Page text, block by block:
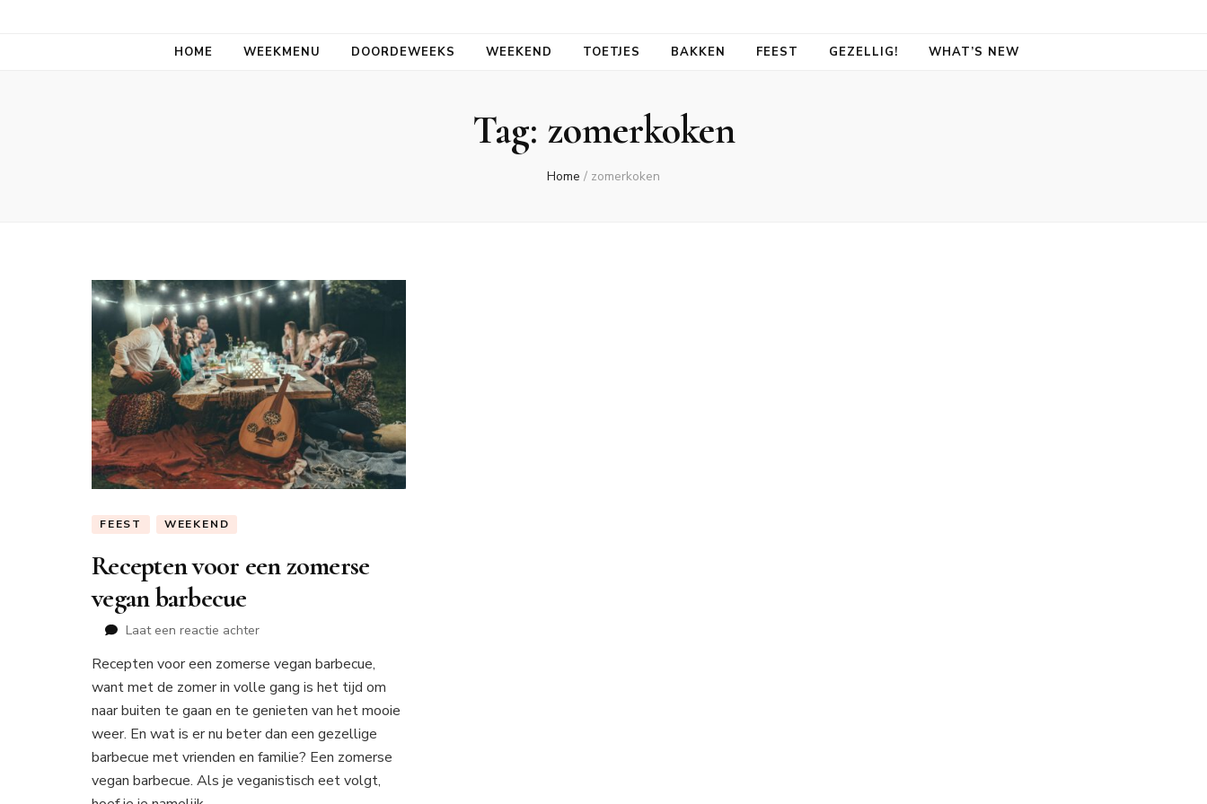
HOME WEEKMENU DOORDEWEEKS WEEKEND TOETJES BAKKEN FEEST GEZELLIG! WHAT’S NEW
Tag: zomerkoken
Home / zomerkoken
FEEST WEEKEND
Recepten voor een zomerse
vegan barbecue
Laat een reactie achterop
voor
een
zomerse
barbecue
Recepten voor een zomerse vegan barbecue,
want met de zomer in volle gang is het tijd om
naar buiten te gaan en te genieten van het mooie
weer. En wat is er nu beter dan een gezellige
barbecue met vrienden en familie? Een zomerse
vegan barbecue. Als je veganistisch eet volgt,